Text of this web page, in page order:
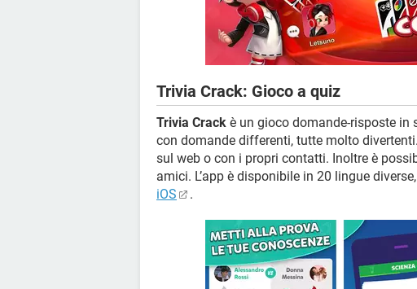
Trivia Crack: Gioco a quiz
Trivia Crack è un gioco domande-risposte in
con domande differenti, tutte molto
sul web o con i propri contatti. Inoltre è
amici. L’app è disponibile in 20 lingue
iOS
.